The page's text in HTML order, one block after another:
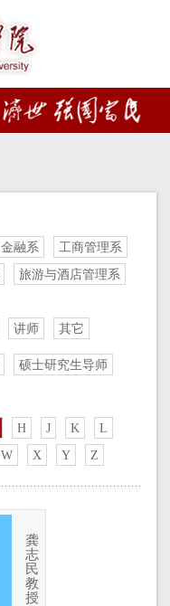
金融系
工商管理系
旅游与酒店管理系
讲师 其它
硕士研究生导师
H J K
L
W X Y Z
龚
志
民
教
授